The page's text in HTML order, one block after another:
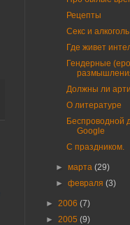
Рецепты
Секс и алкоголь
Где живет
Гендерные
Должны ли
О литературе
Беспроводной
Google
С праздником.
►марта(29)
►февраля(3)
► 2006 (7)
► 2005 (9)